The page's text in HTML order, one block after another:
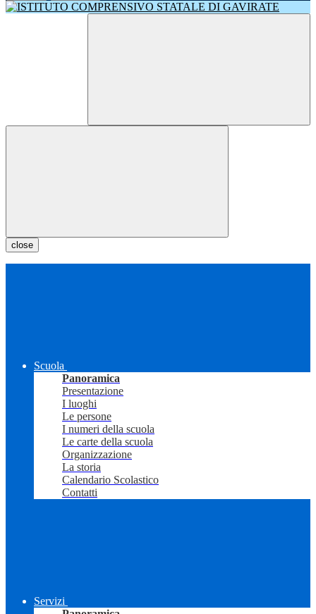
close
Scuola
Panoramica
Presentazione
I luoghi
Le persone
I numeri della scuola
Le carte della scuola
Organizzazione
La storia
Calendario Scolastico
Contatti
Servizi